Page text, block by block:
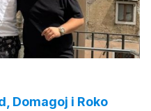
Domagoj i Roko